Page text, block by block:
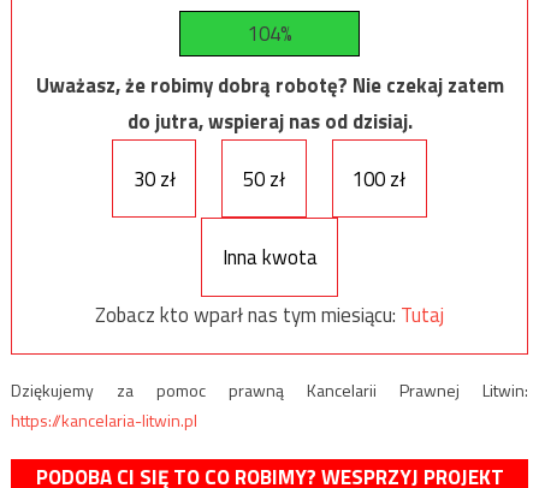
104%
Uważasz, że robimy dobrą robotę? Nie czekaj zatem
do jutra, wspieraj nas od dzisiaj.
30 zł
50 zł 100 zł
Inna kwota
Zobacz kto wparł nas tym miesiącu: Tutaj
Dziękujemy za pomoc prawną Kancelarii Prawnej Litwin:
https://kancelaria-litwin.pl
PODOBA CI SIĘ TO CO ROBIMY? WESPRZYJ PROJEKT